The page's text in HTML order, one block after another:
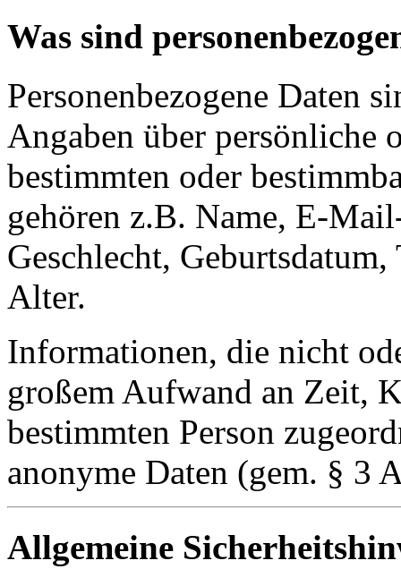
Was sind
Personenbezogene Daten
Angaben über persönliche
bestimmten oder
gehören z.B. Name, E-
Geschlecht,
Alter.
Informationen, die nicht
großem Aufwand an Zeit,
bestimmten Person
anonyme Daten (gem. § 3
Allgemeine